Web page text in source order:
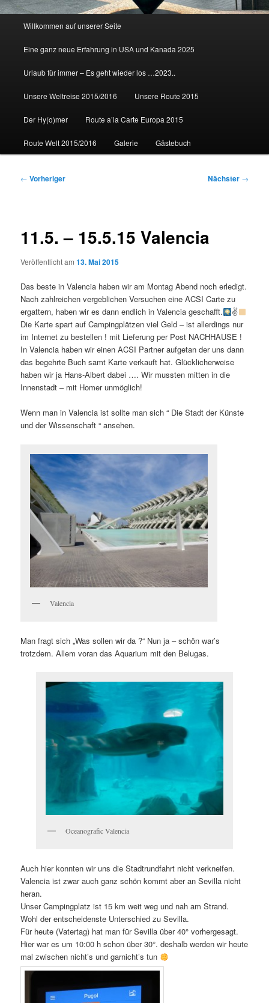
Willkommen auf unserer Seite
Eine ganz neue Erfahrung in USA und Kanada 2025
Urlaub für immer – Es geht wieder los …2023..
Unsere Weltreise 2015/2016 Unsere Route 2015
Der Hy(o)mer Route a’la Carte Europa 2015
Route Welt 2015/2016 Galerie Gästebuch
Beitragsnavigation
← Vorheriger Nächster →
11.5. – 15.5.15 Valencia
Veröffentlicht am13. Mai 2015
Das beste in Valencia haben wir am Montag Abend noch erledigt.
Nach zahlreichen vergeblichen Versuchen eine ACSI Carte zu
ergattern, haben wir es dann endlich in Valencia geschafft.
✌
Die Karte spart auf Campingplätzen viel Geld – ist allerdings nur
im Internet zu bestellen ! mit Lieferung per Post NACHHAUSE !
In Valencia haben wir einen ACSI Partner aufgetan der uns dann
das begehrte Buch samt Karte verkauft hat. Glücklicherweise
haben wir ja Hans-Albert dabei …. Wir mussten mitten in die
Innenstadt – mit Homer unmöglich!
Wenn man in Valencia ist sollte man sich “ Die Stadt der Künste
und der Wissenschaft “ ansehen.
Valencia
Man fragt sich „Was sollen wir da ?“ Nun ja – schön war’s
trotzdem. Allem voran das Aquarium mit den Belugas.
Oceanografic Valencia
Auch hier konnten wir uns die Stadtrundfahrt nicht verkneifen.
Valencia ist zwar auch ganz schön kommt aber an Sevilla nicht
heran.
Unser Campingplatz ist 15 km weit weg und nah am Strand.
Wohl der entscheidenste Unterschied zu Sevilla.
Für heute (Vatertag) hat man für Sevilla über 40° vorhergesagt.
Hier war es um 10:00 h schon über 30°. deshalb werden wir heute
mal zwischen nicht’s und garnicht’s tun